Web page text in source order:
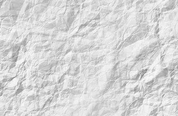
Menü überspringen